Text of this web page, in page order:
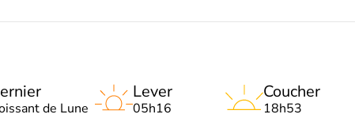
de Lune
Lever
05h16
Coucher
18h53